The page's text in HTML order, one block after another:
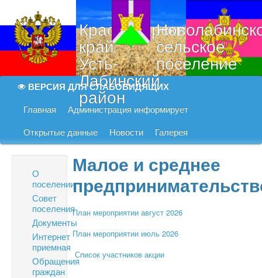
Краснодарский
край
Усть-
Лабинский
район
сельское
поселение
ВЕРСИЯ ДЛЯ СЛАБОВИДЯЩИХ
Главная Администрация информирует
Открытые данные Новости Галерея
О
поселении
Совет
поселения
Документы
Интернет
приемная
Обращения
граждан
Малое и среднее
План мероприятии август 2026
План мероприятии июль 2026
Список участников акции